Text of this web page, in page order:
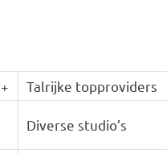
Talrijke topproviders
Diverse studio’s